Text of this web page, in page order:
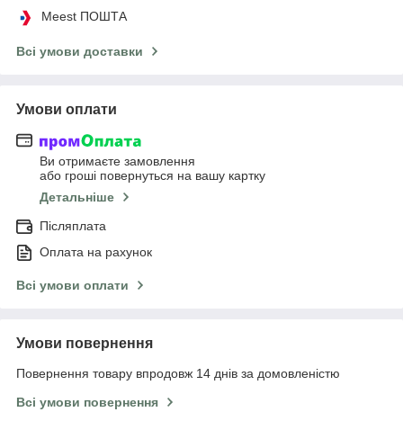
Meest ПОШТА
Всі умови доставки
Умови оплати
Ви отримаєте замовлення
або гроші повернуться на вашу картку
Детальніше
Післяплата
Оплата на рахунок
Всі умови оплати
Умови повернення
Повернення товару впродовж 14 днів за домовленістю
Всі умови повернення